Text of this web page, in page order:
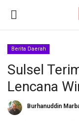
Beranda
Nasional
Berita Daerah
Sulsel
Lencana
Burhanuddin